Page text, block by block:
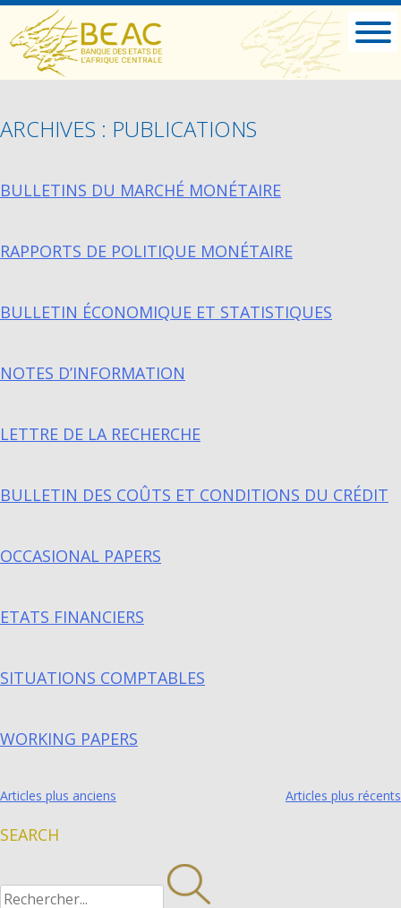
ARCHIVES : PUBLICATIONS
BULLETINS DU MARCHÉ MONÉTAIRE
RAPPORTS DE POLITIQUE MONÉTAIRE
BULLETIN ÉCONOMIQUE ET STATISTIQUES
NOTES D’INFORMATION
LETTRE DE LA RECHERCHE
BULLETIN DES COÛTS ET CONDITIONS DU CRÉDIT
OCCASIONAL PAPERS
ETATS FINANCIERS
SITUATIONS COMPTABLES
WORKING PAPERS
NAVIGATION
ARTICLES
Articles plus anciens Articles plus récents
SEARCH